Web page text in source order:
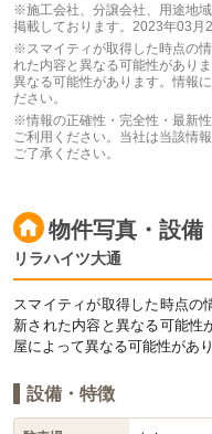
※施工会社、分譲会社、用途地
掲載しております。2023年03月
※スマイティが取得した時点の
れた内容と異なる可能性があり
異なる可能性があります。情報
ださい。
※情報の正確性・完全性・最新
ご利用ください。当社は当該情
ご了承ください。
物件写真・設備
リラハイツ大通
スマイティが取得した時点の
新された内容と異なる可能性
屋によって異なる可能性があり
設備・特徴